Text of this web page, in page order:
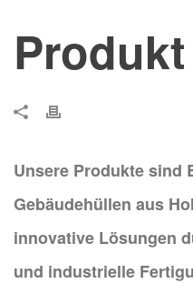
Produkt
Unsere Produkte sind
Gebäudehüllen aus
innovative Lösungen
und industrielle